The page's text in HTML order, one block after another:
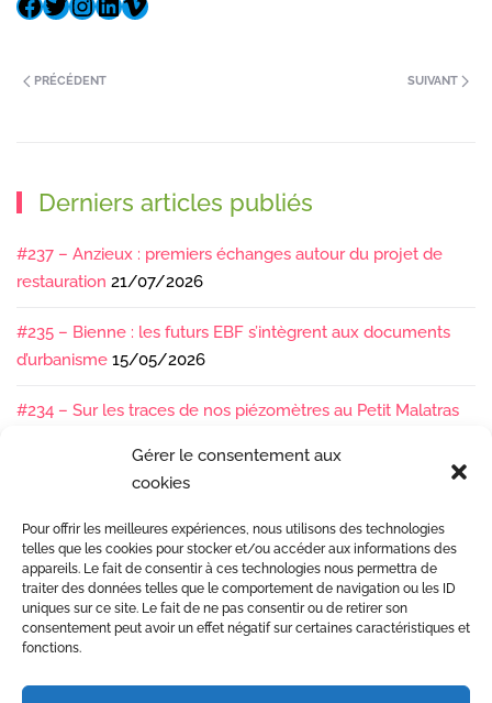
Gérer le consentement aux
cookies
Pour offrir les meilleures expériences, nous utilisons des technologies
telles que les cookies pour stocker et/ou accéder aux informations des
appareils. Le fait de consentir à ces technologies nous permettra de
traiter des données telles que le comportement de navigation ou les ID
uniques sur ce site. Le fait de ne pas consentir ou de retirer son
consentement peut avoir un effet négatif sur certaines caractéristiques et
fonctions.
PRÉCÉDENT SUIVANT
Derniers articles publiés
#237 – Anzieux : premiers échanges autour du projet de
restauration 21/07/2026
#235 – Bienne : les futurs EBF s’intègrent aux documents
d’urbanisme 15/05/2026
#234 – Sur les traces de nos piézomètres au Petit Malatras
#233 – Les sédiments, ça se suit en équipe !
#232 – Sur le terrain avec l’Isère : ça bouge sous nos pieds !
07/04/2026